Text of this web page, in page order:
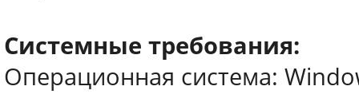
Системные требования:
Операционная система: